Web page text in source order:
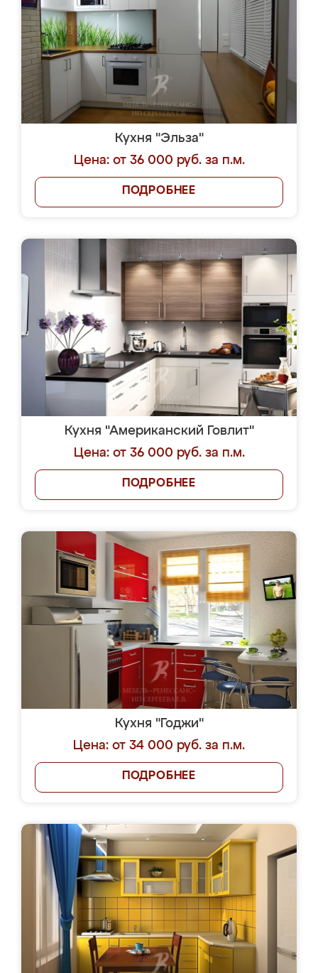
Кухня "Эльза"
Цена: от 36 000 руб. за п.м.
ПОДРОБНЕЕ
Кухня "Американский Говлит"
Цена: от 36 000 руб. за п.м.
ПОДРОБНЕЕ
Кухня "Годжи"
Цена: от 34 000 руб. за п.м.
ПОДРОБНЕЕ